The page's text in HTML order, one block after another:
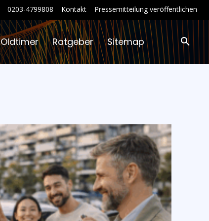
0203-4799808 Kontakt Pressemitteilung veröffentlichen
Oldtimer Ratgeber Sitemap